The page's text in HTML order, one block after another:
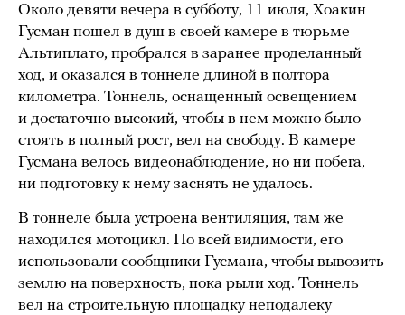
Около девяти вечера в субботу, 11 июля, Хоакин
Гусман пошел в душ в своей камере в тюрьме
Альтиплато, пробрался в заранее проделанный
ход, и оказался в тоннеле длиной в полтора
километра. Тоннель, оснащенный освещением
и достаточно высокий, чтобы в нем можно было
стоять в полный рост, вел на свободу. В камере
Гусмана велось видеонаблюдение, но ни побега,
ни подготовку к нему заснять не удалось.
В тоннеле была устроена вентиляция, там же
находился мотоцикл. По всей видимости, его
использовали сообщники Гусмана, чтобы вывозить
землю на поверхность, пока рыли ход. Тоннель
вел на строительную площадку неподалеку